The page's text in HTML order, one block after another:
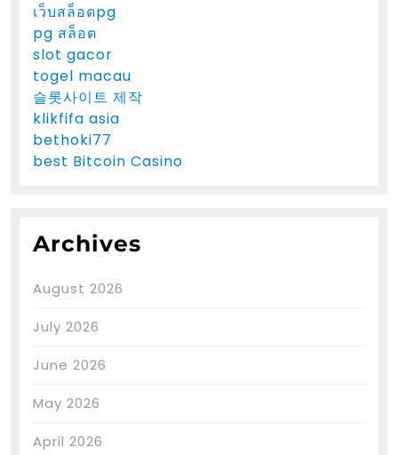
เว็บสล็อตpg
pg สล็อต
slot gacor
togel macau
슬롯사이트 제작
klikfifa asia
bethoki77
best Bitcoin Casino
Archives
August 2026
July 2026
June 2026
May 2026
April 2026